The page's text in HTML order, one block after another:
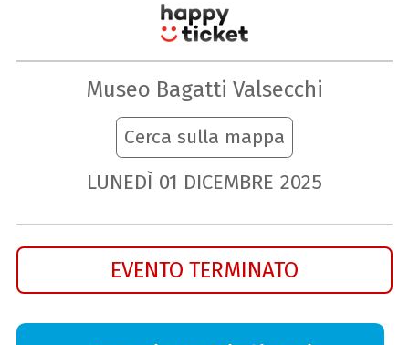
Museo Bagatti Valsecchi
Cerca sulla mappa
LUNEDÌ 01 DICEMBRE 2025
EVENTO TERMINATO